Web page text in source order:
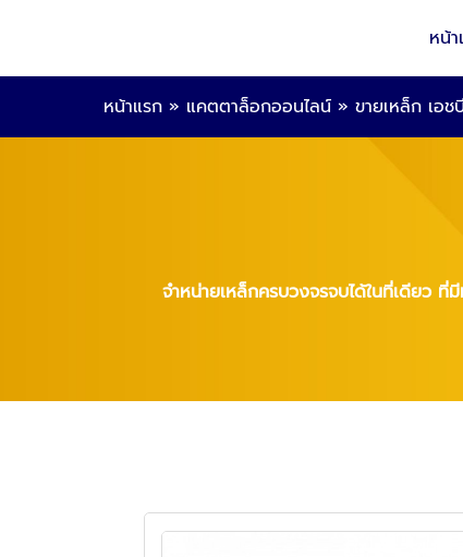
หน้
หน้าแรก » แคตตาล็อกออนไลน์ » ขายเหล็ก เอ
จำหน่ายเหล็กครบวงจรจบได้ในที่เดียว